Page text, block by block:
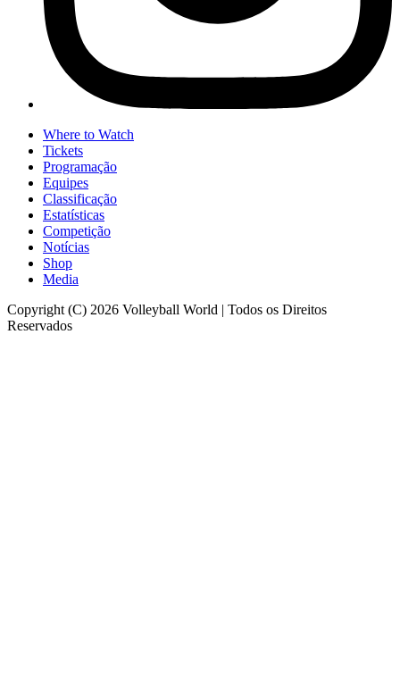
Where to Watch
Tickets
Programação
Equipes
Classificação
Estatísticas
Competição
Notícias
Shop
Media
Copyright (C) 2026 Volleyball World | Todos os Direitos
Reservados